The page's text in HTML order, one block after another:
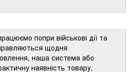
попри військові дії та
щодня
наша система або
наявність товару,